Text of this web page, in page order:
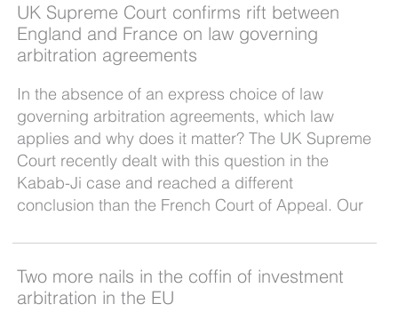
UK Supreme Court confirms rift between
England and France on law governing
arbitration agreements
In the absence of an express choice of law
governing arbitration agreements, which law
applies and why does it matter? The UK Supreme
Court recently dealt with this question in the
Kabab-Ji case and reached a different
conclusion than the French Court of Appeal. Our
Two more nails in the coffin of investment
arbitration in the EU